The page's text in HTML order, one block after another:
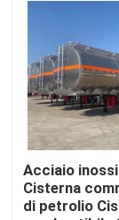
Acciaio
Cisterna
di petrolio